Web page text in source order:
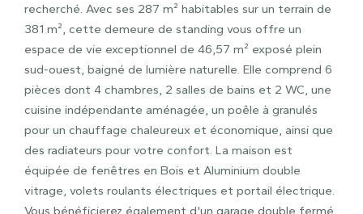
recherché. Avec ses 287 m² habitables sur un terrain de
381 m², cette demeure de standing vous offre un
espace de vie exceptionnel de 46,57 m² exposé plein
sud-ouest, baigné de lumière naturelle. Elle comprend 6
pièces dont 4 chambres, 2 salles de bains et 2 WC, une
cuisine indépendante aménagée, un poêle à granulés
pour un chauffage chaleureux et économique, ainsi que
des radiateurs pour votre confort. La maison est
équipée de fenêtres en Bois et Aluminium double
vitrage, volets roulants électriques et portail électrique.
Vous bénéficierez également d'un garage double fermé.